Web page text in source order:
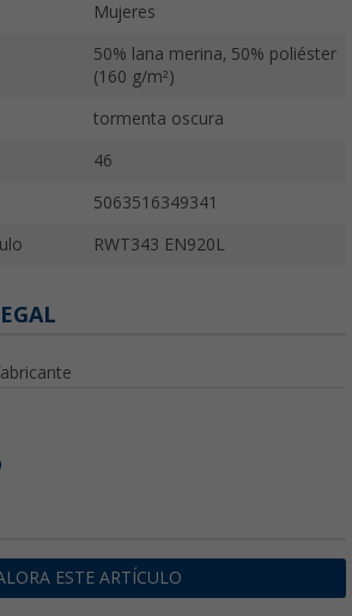
Mujeres
50% lana merina, 50% poliéster
(160 g/m²)
tormenta oscura
46
5063516349341
RWT343 EN920L
ESTE ARTÍCULO